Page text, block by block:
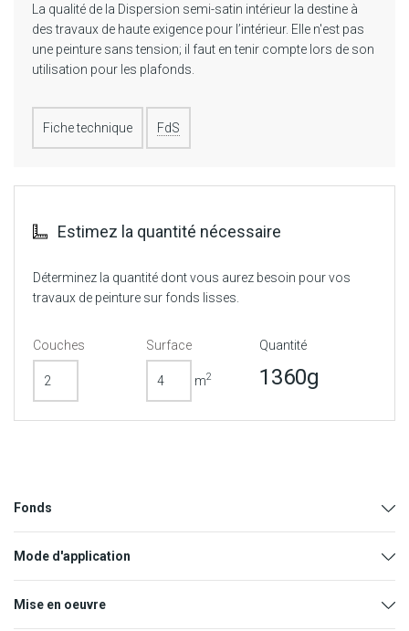
La qualité de la Dispersion semi-satin intérieur la destine à
des travaux de haute exigence pour l’intérieur. Elle n'est pas
une peinture sans tension; il faut en tenir compte lors de son
utilisation pour les plafonds.
Fiche technique FdS
Estimez la quantité nécessaire
Déterminez la quantité dont vous aurez besoin pour vos
travaux de peinture sur fonds lisses.
Couches Surface
m2
Quantité
1360g
Fonds
Mode d'application
Mise en oeuvre